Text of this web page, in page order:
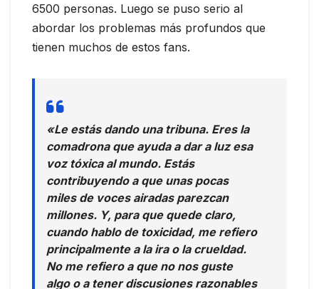
6500 personas. Luego se puso serio al
abordar los problemas más profundos que
tienen muchos de estos fans.
«Le estás dando una tribuna. Eres la
comadrona que ayuda a dar a luz esa
voz tóxica al mundo. Estás
contribuyendo a que unas pocas
miles de voces airadas parezcan
millones. Y, para que quede claro,
cuando hablo de toxicidad, me refiero
principalmente a la ira o la crueldad.
No me refiero a que no nos guste
algo o a tener discusiones razonables